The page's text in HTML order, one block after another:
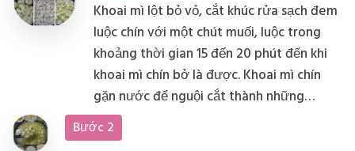
Khoai mì lột bỏ vỏ, cắt khúc rửa sạch đem
luộc chín với một chút muối, luộc trong
khoảng thời gian 15 đến 20 phút đến khi
khoai mì chín bở là được. Khoai mì chín
gặn nước để nguội cắt thành những
miếng nhỏ vừa ăn.
Bước 2